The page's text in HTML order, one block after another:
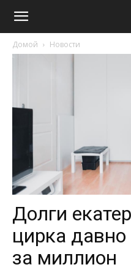
Домой Новости
Долги
цирка
за миллион